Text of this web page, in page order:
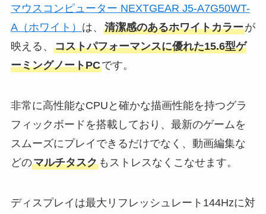
マウスコンピューター NEXTGEAR J5-A7G50WT-
A（ホワイト） は、 清潔感のあるホワイトカラーが
映える、 コストパフォーマンスに優れた15.6型ゲ
ーミングノートPCです。
非常に高性能なCPUと確かな描画性能を持つグラ
フィックボードを搭載しており、最新のゲームを
スムーズにプレイできるだけでなく、動画編集な
どのマルチタスクもストレスなくこなせます。
ディスプレイは最大リフレッシュレート144Hzに対